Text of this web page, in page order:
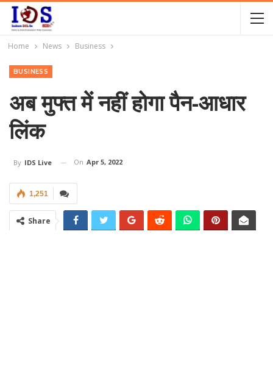
Home News Business
BUSINESS
अब मुफ्त में नहीं होगा पैन-आधार
लिंक
By IDS Live On Apr 5, 2022
1,251
Share